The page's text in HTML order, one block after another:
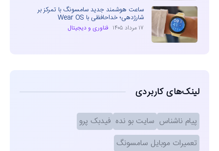
ساعت هوشمند جدید سامسونگ با تمرکز بر
شارژدهی؛ خداحافظی با Wear OS
۱۷ مرداد ۱۴۰۵ فناوری و دیجیتال
لینک‌های کاربردی
پیام ناشناس سایت بو نده فیدبک پرو
تعمیرات موبایل سامسونگ